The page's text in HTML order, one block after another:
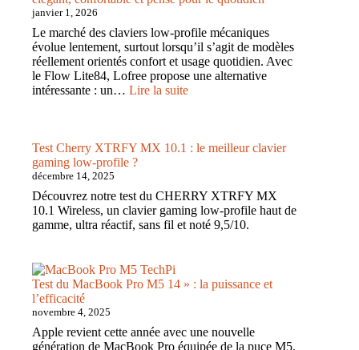
clavier
mécanique
75
%
le
mieux
janvier 1, 2026
Le marché des claviers low-profile mécaniques
évolue lentement, surtout lorsqu’il s’agit de modèles
réellement orientés confort et usage quotidien. Avec
le Flow Lite84, Lofree propose une alternative
intéressante : un… Lire la suite:
Flow
un
clavier
low-
profile
pensé
quotidien
Test Cherry XTRFY MX 10.1 : le meilleur clavier
gaming low-profile ?
décembre 14, 2025
Découvrez notre test du CHERRY XTRFY MX
10.1 Wireless, un clavier gaming low-profile haut de
gamme, ultra réactif, sans fil et noté 9,5/10.
Test du MacBook Pro M5 14 » : la puissance et
l’efficacité
novembre 4, 2025
Apple revient cette année avec une nouvelle
génération de MacBook Pro équipée de la puce M5.